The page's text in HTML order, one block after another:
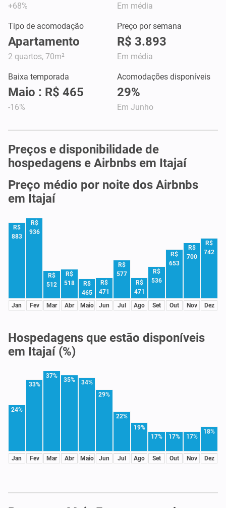
+68% Em média
Tipo de acomodação
Apartamento
2 quartos, 70m²
Preço por semana
R$ 3.893
Em média
Baixa temporada
Maio : R$ 465
-16%
Acomodações disponíveis
29%
Em Junho
Preços e disponibilidade de
hospedagens e Airbnbs em Itajaí
Preço médio por noite dos Airbnbs
em Itajaí
R$
883
Jan
R$
936
Fev
R$
512
Mar
R$
518
Abr
R$
465
Maio
R$
471
Jun
R$
577
Jul
R$
471
Ago
R$
536
Set
R$
653
Out
R$
700
Nov
R$
742
Dez
Hospedagens que estão disponíveis
em Itajaí (%)
24%
Jan
33%
Fev
37%
Mar
35%
Abr
34%
Maio
29%
Jun
22%
Jul
19%
Ago
17%
Set
17%
Out
17%
Nov
18%
Dez